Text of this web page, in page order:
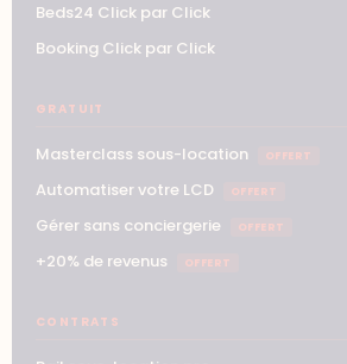
Beds24 Click par Click
Booking Click par Click
GRATUIT
Masterclass sous-location OFFERT
Automatiser votre LCD OFFERT
Gérer sans conciergerie OFFERT
+20% de revenus OFFERT
CONTRATS